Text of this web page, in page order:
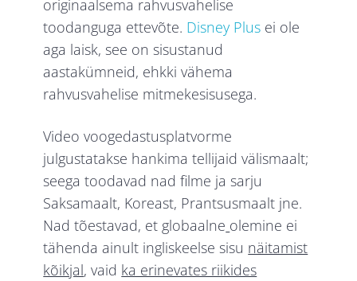
originaalsema rahvusvahelise
toodanguga ettevõte. Disney Plus ei ole
aga laisk, see on sisustanud
aastakümneid, ehkki vähema
rahvusvahelise mitmekesisusega.
Video voogedastusplatvorme
julgustatakse hankima tellijaid välismaalt;
seega toodavad nad filme ja sarju
Saksamaalt, Koreast, Prantsusmaalt jne.
Nad tõestavad, et globaalne olemine ei
tähenda ainult ingliskeelse sisu näitamist
kõikjal, vaid ka erinevates riikides